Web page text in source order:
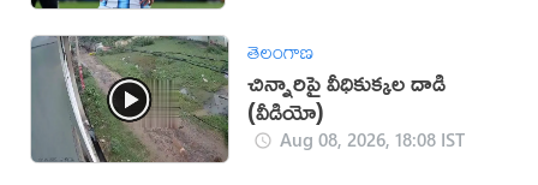
తెలంగాణ
చిన్నారిపై వీధికుక్కల దాడి
(వీడియో)
Aug 08, 2026, 18:08 IST